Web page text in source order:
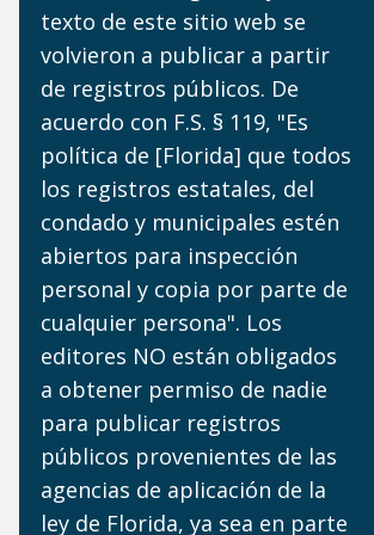
texto de este sitio web se
volvieron a publicar a partir
de registros públicos. De
acuerdo con F.S. § 119, "Es
política de [Florida] que todos
los registros estatales, del
condado y municipales estén
abiertos para inspección
personal y copia por parte de
cualquier persona". Los
editores NO están obligados
a obtener permiso de nadie
para publicar registros
públicos provenientes de las
agencias de aplicación de la
ley de Florida, ya sea en parte